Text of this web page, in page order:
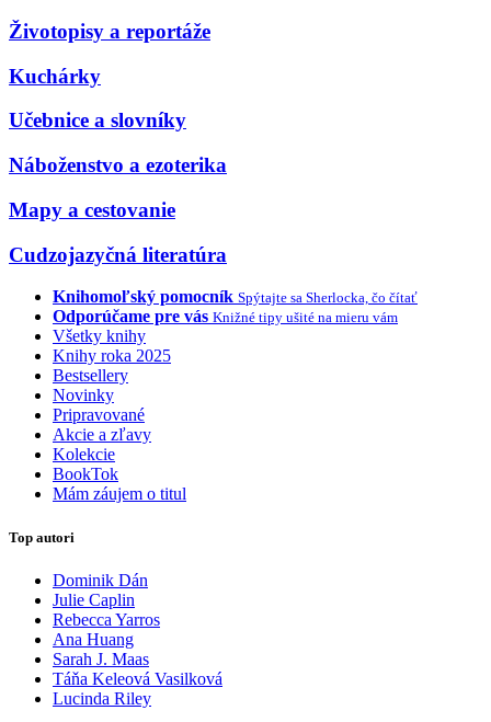
Životopisy a reportáže
Kuchárky
Učebnice a slovníky
Náboženstvo a ezoterika
Mapy a cestovanie
Cudzojazyčná literatúra
Knihomoľský pomocník Spýtajte sa Sherlocka, čo čítať
Odporúčame pre vás Knižné tipy ušité na mieru vám
Všetky knihy
Knihy roka 2025
Bestsellery
Novinky
Pripravované
Akcie a zľavy
Kolekcie
BookTok
Mám záujem o titul
Top autori
Dominik Dán
Julie Caplin
Rebecca Yarros
Ana Huang
Sarah J. Maas
Táňa Keleová Vasilková
Lucinda Riley